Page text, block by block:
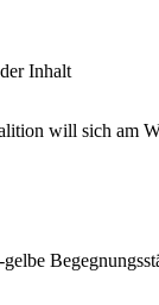
Inhalt
will sich am